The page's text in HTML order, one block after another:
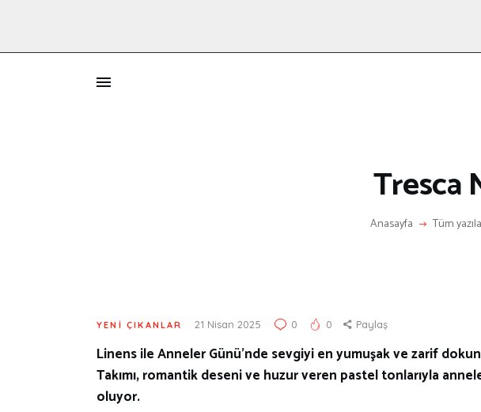
Tresca
Anasayfa Tüm
RÖPORTAJ
İLETIŞIM
YENI ÇIKANLAR 21 Nisan 2025 0 0 Paylaş
Linens ile Anneler Günü’nde sevgiyi en yumuşak ve zarif
Takımı, romantik deseni ve huzur veren pastel tonlarıyla
oluyor.